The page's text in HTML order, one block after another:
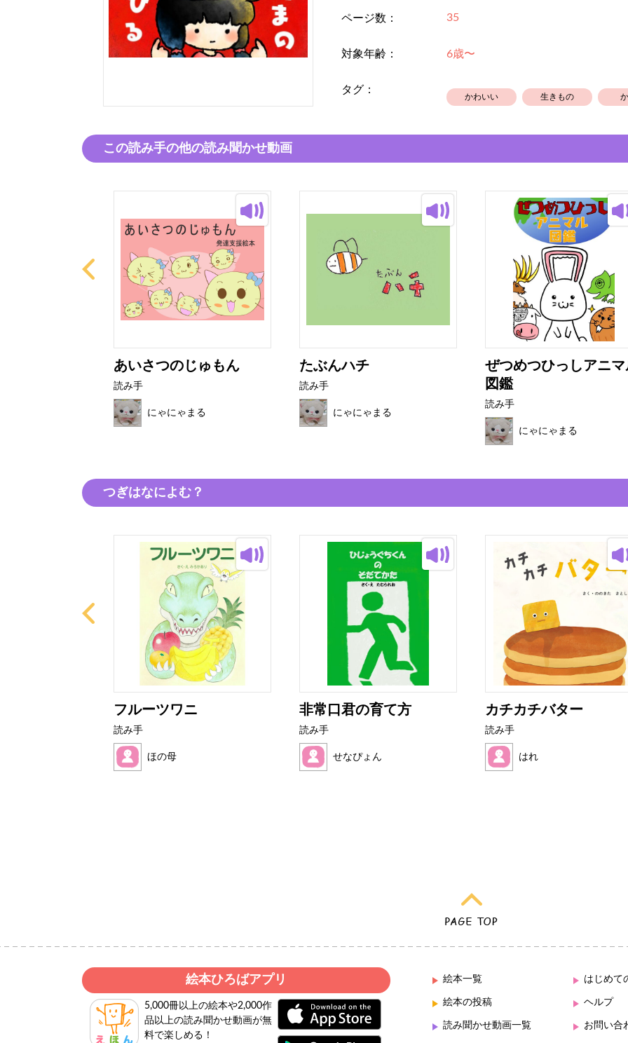
ページ数： 35
対象年齢： 6歳〜
タグ：
かわいい 生きもの
この読み手の他の読み聞かせ動画
あいさつのじゅもん
読み手
にゃにゃまる
たぶんハチ
読み手
にゃにゃまる
ぜつめつひっしアニマ
図鑑
読み手
にゃにゃまる
つぎはなによむ？
フルーツワニ
読み手
ほの母
非常口君の育て方
読み手
せなぴょん
カチカチバター
読み手
はれ
絵本ひろばアプリ
5,000冊以上の絵本や2,000作
品以上の読み聞かせ動画が無
料で楽しめる！
絵本一覧
絵本の投稿
読み聞かせ動画一覧
はじめて
ヘルプ
お問い合